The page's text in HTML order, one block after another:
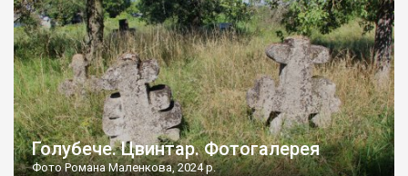
різноманітних форм хрестів. Село відносно невелике, […]
Голубече. Цвинтар. Фотогалерея
Фото Романа Маленкова, 2024 р.